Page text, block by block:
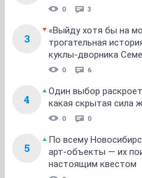
0 3
3
«Выйду хотя бы на
трогательная
куклы-дворника
0 6
4
Один выбор
какая скрытая сила
0 0
5
По всему
арт-объекты — их
настоящим квестом